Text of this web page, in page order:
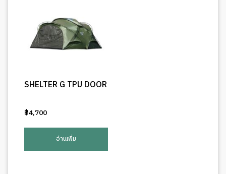
SHELTER G TPU DOOR
฿4,700
อ่านเพิ่ม